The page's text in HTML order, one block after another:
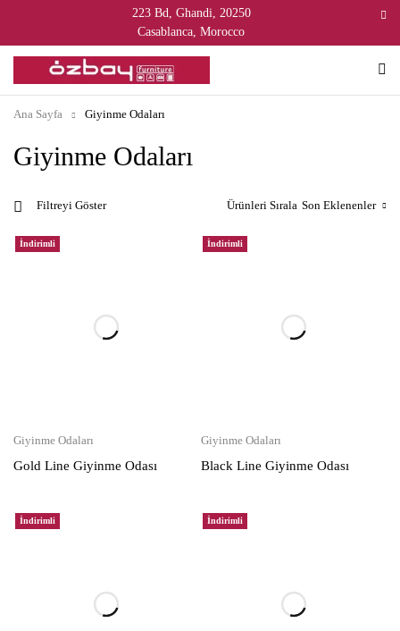
223 Bd, Ghandi, 20250
Casablanca, Morocco
Giyinme Odaları
Ana Sayfa Giyinme Odaları
Filtreyi Göster Ürünleri Sırala Son Eklenenler
İndirimli
Giyinme Odaları
Gold Line Giyinme Odası
İndirimli
Giyinme Odaları
Black Line Giyinme Odası
İndirimli İndirimli